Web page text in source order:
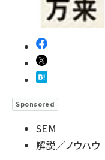
Sponsored
SEM
解説／ノウハウ